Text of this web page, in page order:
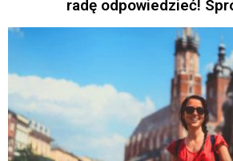
radę odpowiedzieć!